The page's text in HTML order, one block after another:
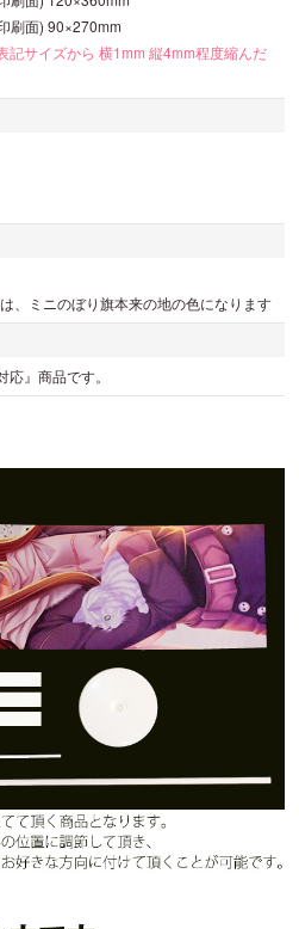
刷面) 90×270mm
記サイズから 横1mm 縦4mm程度縮んだ
、ミニのぼり旗本来の地の色になります
応』商品です。